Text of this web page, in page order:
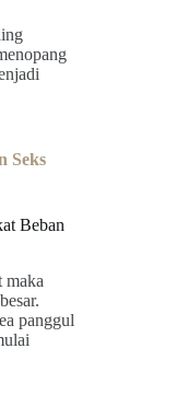
Seks
Beban
maka
panggul